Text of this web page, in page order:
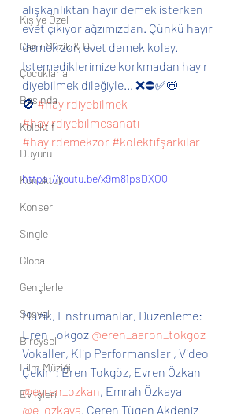
Kişiye Özel
Canlı Müzik & DJ
Çocuklarla
Basında
Kolektif
Duyuru
Konuktuk
Konser
Single
Global
Gençlerle
Sosyal
Bireysel
Film Müziği
Ev İşleri
alışkanlıktan hayır demek isterken
evet çıkıyor ağzımızdan. Çünkü hayır
demek zor, evet demek kolay.
İstemediklerimize korkmadan hayır
diyebilmek dileğiyle... ❌⛔️✅📛
🚫 #hayırdiyebilmek
#hayırdiyebilmesanatı
#hayırdemekzor #kolektifşarkılar
https://youtu.be/x9m81psDXOQ
Müzik, Enstrümanlar, Düzenleme:
Eren Tokgöz @eren_aaron_tokgoz
Vokaller, Klip Performansları, Video
Çekim: Eren Tokgöz, Evren Özkan
@evren_ozkan, Emrah Özkaya
@e_ozkaya, Ceren Tügen Akdeniz